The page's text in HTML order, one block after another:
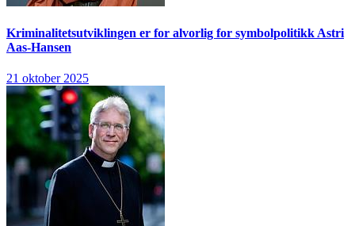
Kriminalitetsutviklingen er for alvorlig for symbolpolitikk Astri
Aas-Hansen
21 oktober 2025